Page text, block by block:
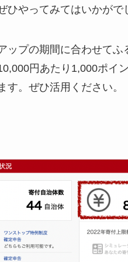
ひやってみてはいかがで
ップの期間に合わせてふ
円あたり1,000ポイ
す。ぜひ活用ください。